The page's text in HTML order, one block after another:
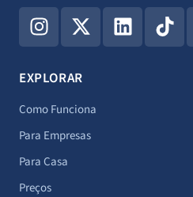
I
n
s
t
g
r
a
m
X
-
t
w
t
t
L
i
n
T
i
k
EXPLORAR
Como Funciona
Para Empresas
Para Casa
Preços